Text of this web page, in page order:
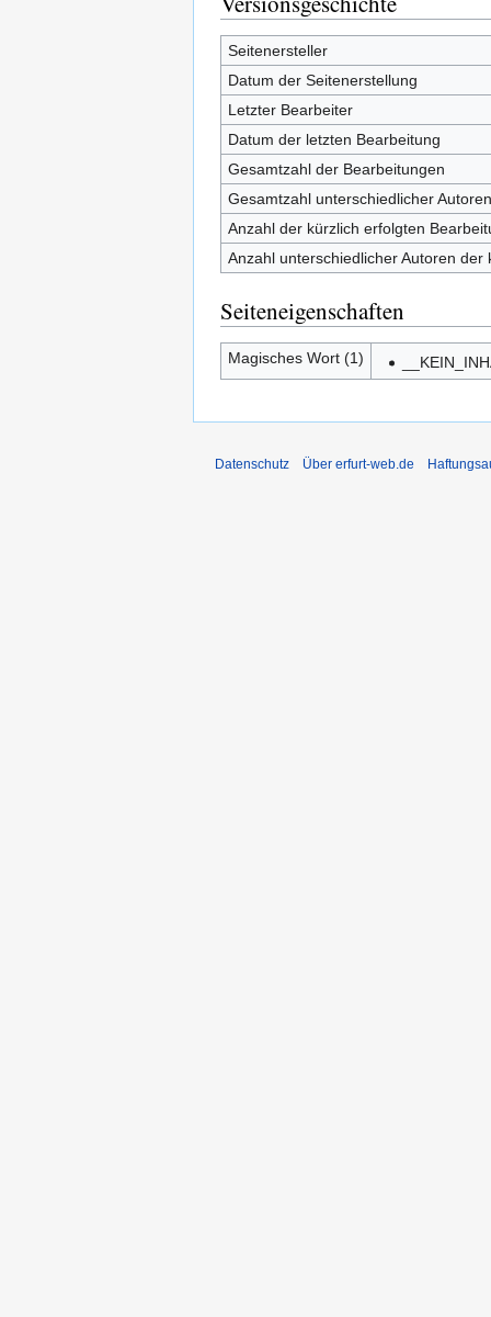
Seitenersteller
Datum der Seitenerstellung
Letzter Bearbeiter
Datum der letzten Bearbeitung
Gesamtzahl der Bearbeitungen
Gesamtzahl unterschiedlicher Autoren
Anzahl der kürzlich erfolgten
Anzahl unterschiedlicher Autoren
Seiteneigenschaften
Magisches Wort (1)
Datenschutz Über erfurt-web.de